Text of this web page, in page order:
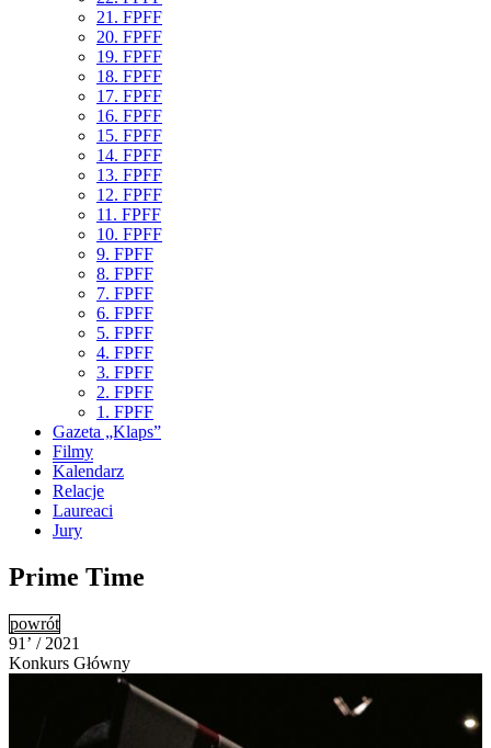
21. FPFF
20. FPFF
19. FPFF
18. FPFF
17. FPFF
16. FPFF
15. FPFF
14. FPFF
13. FPFF
12. FPFF
11. FPFF
10. FPFF
9. FPFF
8. FPFF
7. FPFF
6. FPFF
5. FPFF
4. FPFF
3. FPFF
2. FPFF
1. FPFF
Gazeta „Klaps”
Filmy
Kalendarz
Relacje
Laureaci
Jury
Prime Time
powrót
91’ / 2021
Konkurs Główny